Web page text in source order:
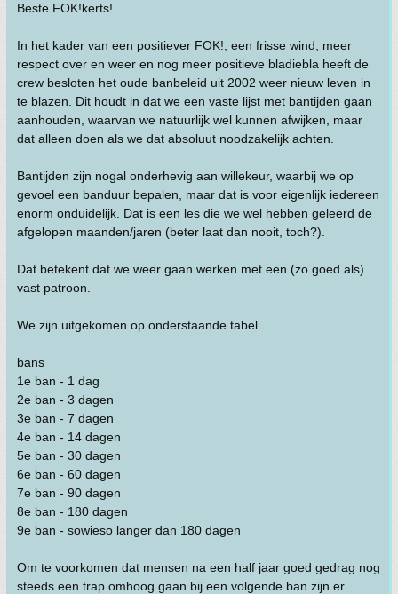
Beste FOK!kerts!
In het kader van een positiever FOK!, een frisse wind, meer
respect over en weer en nog meer positieve bladiebla heeft de
crew besloten het oude banbeleid uit 2002 weer nieuw leven in
te blazen. Dit houdt in dat we een vaste lijst met bantijden gaan
aanhouden, waarvan we natuurlijk wel kunnen afwijken, maar
dat alleen doen als we dat absoluut noodzakelijk achten.
Bantijden zijn nogal onderhevig aan willekeur, waarbij we op
gevoel een banduur bepalen, maar dat is voor eigenlijk iedereen
enorm onduidelijk. Dat is een les die we wel hebben geleerd de
afgelopen maanden/jaren (beter laat dan nooit, toch?).
Dat betekent dat we weer gaan werken met een (zo goed als)
vast patroon.
We zijn uitgekomen op onderstaande tabel.
bans
1e ban - 1 dag
2e ban - 3 dagen
3e ban - 7 dagen
4e ban - 14 dagen
5e ban - 30 dagen
6e ban - 60 dagen
7e ban - 90 dagen
8e ban - 180 dagen
9e ban - sowieso langer dan 180 dagen
Om te voorkomen dat mensen na een half jaar goed gedrag nog
steeds een trap omhoog gaan bij een volgende ban zijn er